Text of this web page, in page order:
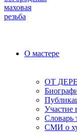
О мастере
ОТ
Участие
Словарь
СМИ о